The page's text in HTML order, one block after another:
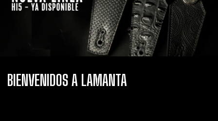
BIENVENIDOS A LAMANTA